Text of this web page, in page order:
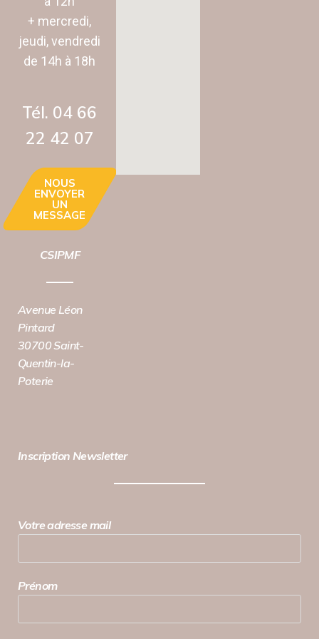
+ mercredi,
jeudi, vendredi
de 14h à 18h
Tél. 04 66
22 42 07‬
NOUS
ENVOYER
UN
MESSAGE
CSIPMF
Avenue Léon
Pintard
30700 Saint-
Quentin-la-
Poterie
Inscription Newsletter
Votre adresse mail
Prénom